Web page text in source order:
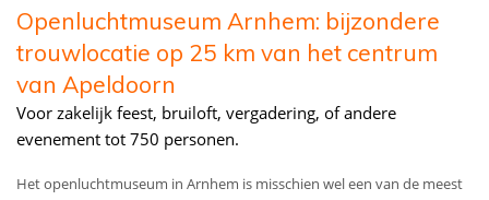
Openluchtmuseum Arnhem: bijzondere
trouwlocatie op 25 km van het centrum
van Apeldoorn
Voor zakelijk feest, bruiloft, vergadering, of andere
evenement tot 750 personen.
Het openluchtmuseum in Arnhem is misschien wel een van de meest